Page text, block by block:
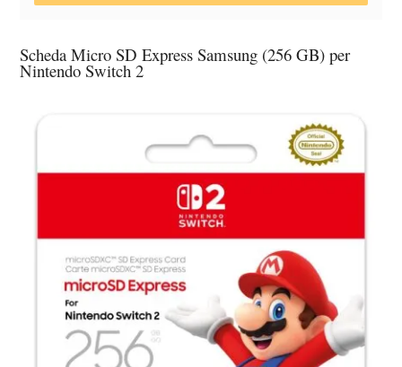
Scheda Micro SD Express Samsung (256 GB) per
Nintendo Switch 2